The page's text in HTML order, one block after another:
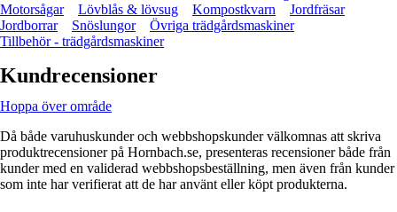
Motorsågar
Lövblås & lövsug Kompostkvarn
Jordfräsar
Jordborrar
Snöslungor
Övriga trädgårdsmaskiner
Tillbehör - trädgårdsmaskiner
Kundrecensioner
Hoppa över område
Då både varuhuskunder och webbshopskunder välkomnas att skriva
produktrecensioner på Hornbach.se, presenteras recensioner både från
kunder med en validerad webbshopsbeställning, men även från kunder
som inte har verifierat att de har använt eller köpt produkterna.